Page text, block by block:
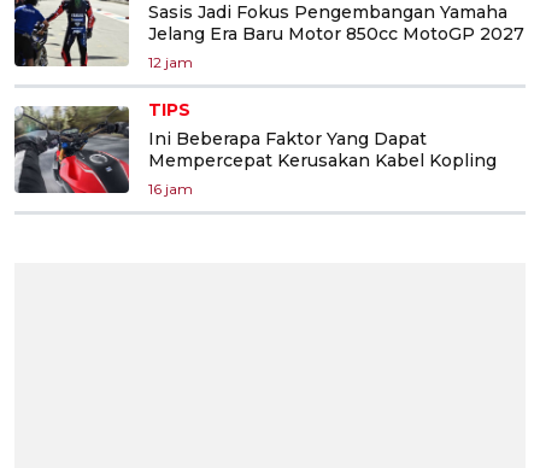
Sasis Jadi Fokus Pengembangan Yamaha
Jelang Era Baru Motor 850cc MotoGP 2027
12 jam
TIPS
Ini Beberapa Faktor Yang Dapat
Mempercepat Kerusakan Kabel Kopling
16 jam